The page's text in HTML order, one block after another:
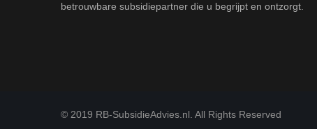
betrouwbare subsidiepartner die u begrijpt en ontzorgt.
© 2019 RB-SubsidieAdvies.nl. All Rights Reserved